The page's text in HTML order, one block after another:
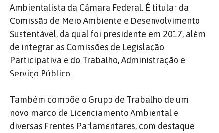
Ambientalista da Câmara Federal. É titular da
Comissão de Meio Ambiente e Desenvolvimento
Sustentável, da qual foi presidente em 2017, além
de integrar as Comissões de Legislação
Participativa e do Trabalho, Administração e
Serviço Público.
Também compõe o Grupo de Trabalho de um
novo marco de Licenciamento Ambiental e
diversas Frentes Parlamentares, com destaque